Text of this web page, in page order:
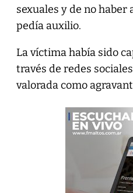
sexuales y de no haber
pedía auxilio.
La víctima había sido
través de redes
valorada como